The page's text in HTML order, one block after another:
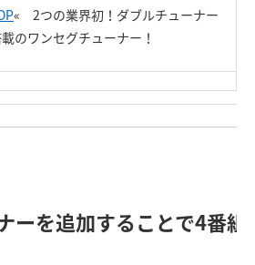
« 2つの業界初！ダブルチューナー
のワンセグチューナー！
ーを追加することで4番